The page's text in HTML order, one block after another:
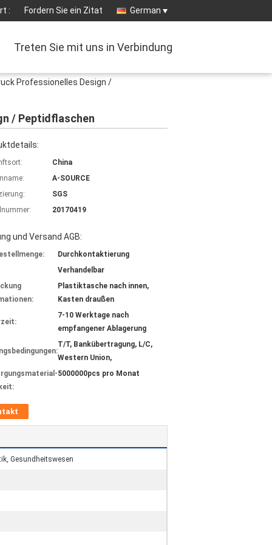
: Fordern Sie ein Zitat German
Treten Sie mit uns in Verbindung
Professionelles Design /
/ Peptidflaschen
China
A-SOURCE
SGS
20170419
und Versand AGB:
Durchkontaktierung
Verhandelbar
Plastiktasche nach innen,
Kasten draußen
7-10 Werktage nach
empfangener Ablagerung
T/T, Bankübertragung, L/C,
Western Union,
5000000pcs pro Monat
Gesundheitswesen